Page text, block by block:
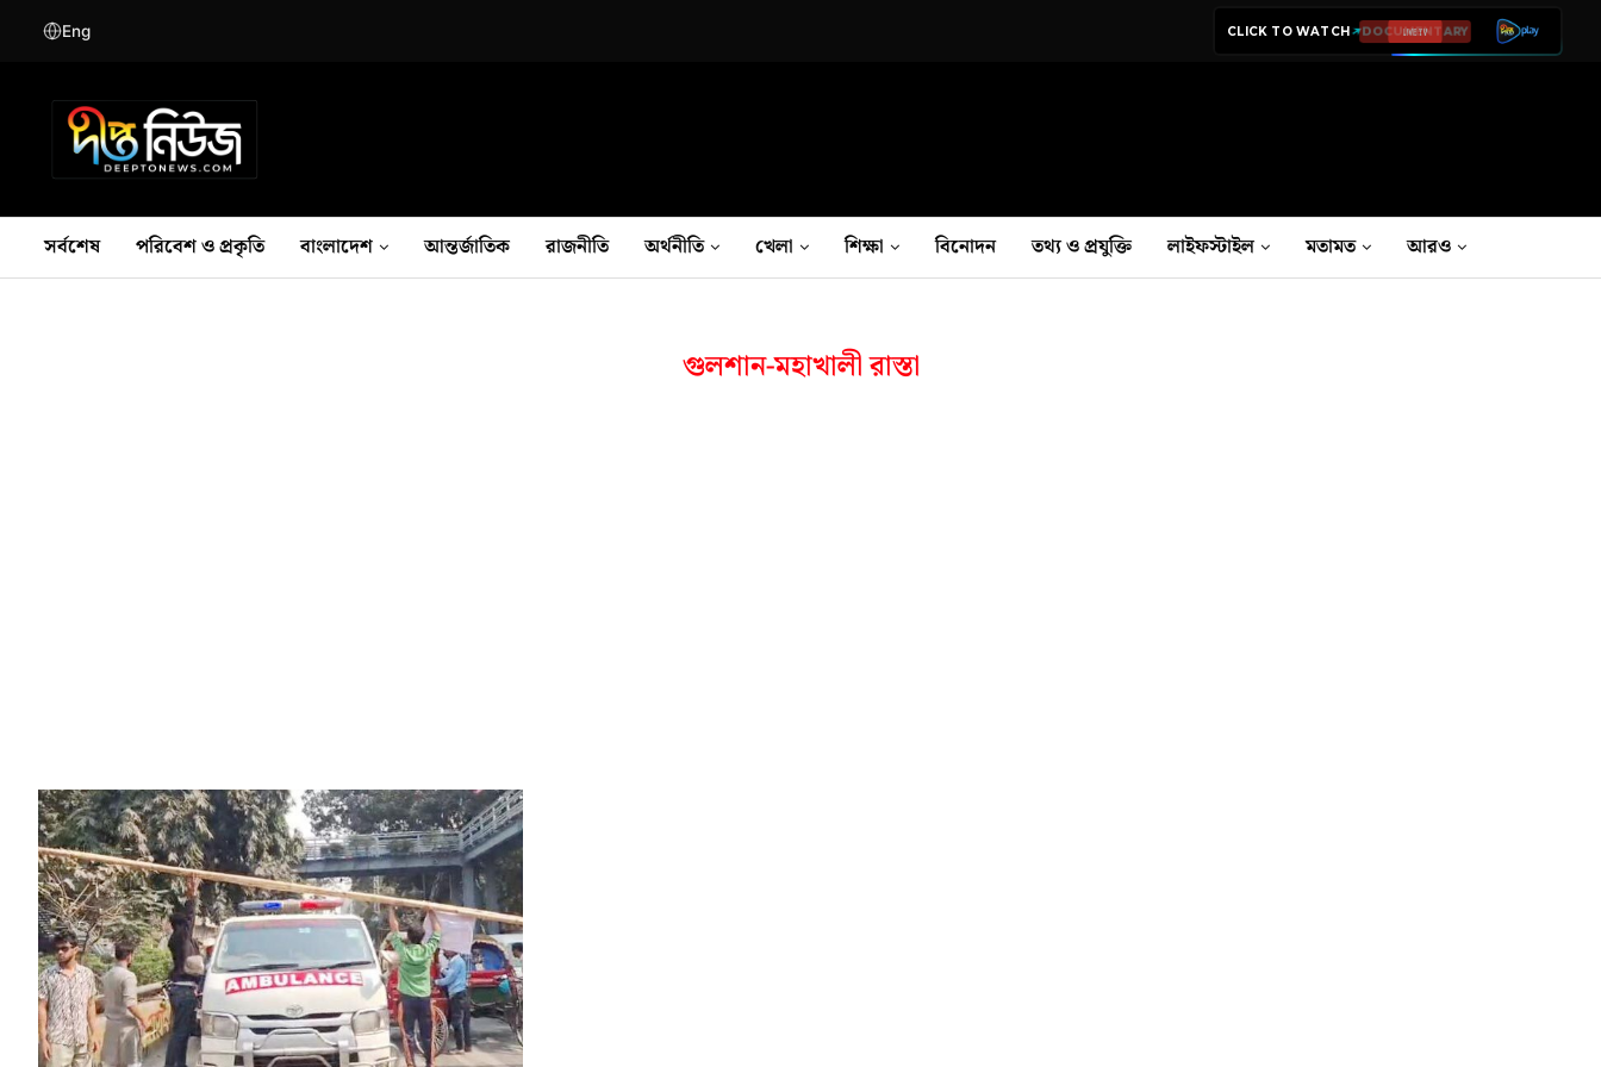
Eng CLICK TO WATCH LIVE TV
সর্বশেষ পরিবেশ ও প্রকৃতি বাংলাদেশ আন্তর্জাতিক রাজনীতি অর্থনীতি খেলা শিক্ষা বিনোদন তথ‍্য ও প্রযুক্তি লাইফস্টাইল মতামত আরও
গুলশান-মহাখালী রাস্তা